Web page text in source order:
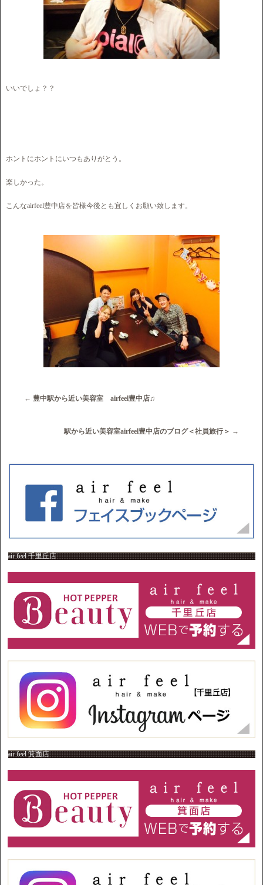
いいでしょ？？
ホントにホントにいつもありがとう。
楽しかった。
こんなairfeel豊中店を皆様今後とも宜しくお願い致します。
← 豊中駅から近い美容室 airfeel豊中店♫
駅から近い美容室airfeel豊中店のブログ＜社員旅行＞ →
air feel 千里丘店
air feel 箕面店